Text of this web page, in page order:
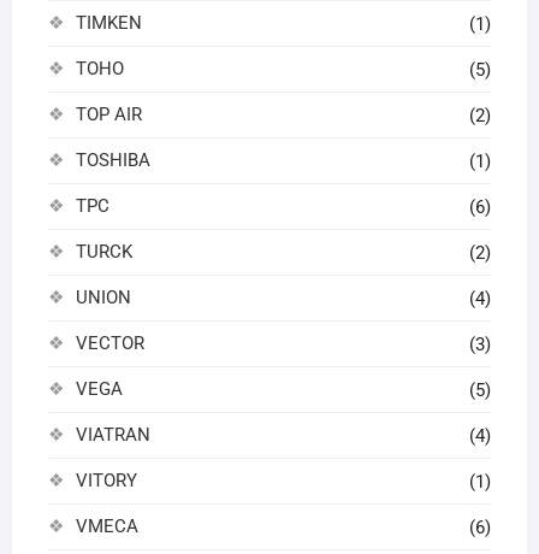
TIMKEN (1)
TOHO (5)
TOP AIR (2)
TOSHIBA (1)
TPC (6)
TURCK (2)
UNION (4)
VECTOR (3)
VEGA (5)
VIATRAN (4)
VITORY (1)
VMECA (6)